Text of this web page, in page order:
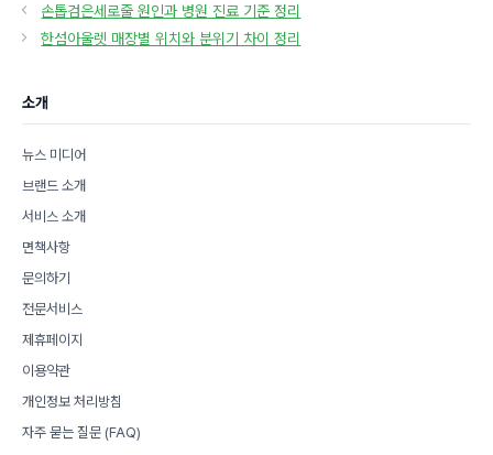
리
손톱검은세로줄 원인과 병원 진료 기준 정리
한섬아울렛 매장별 위치와 분위기 차이 정리
소개
뉴스 미디어
브랜드 소개
서비스 소개
면책사항
문의하기
전문서비스
제휴페이지
이용약관
개인정보 처리방침
자주 묻는 질문 (FAQ)